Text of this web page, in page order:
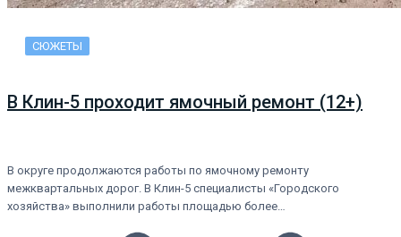
СЮЖЕТЫ
В Клин-5 проходит ямочный ремонт (12+)
В округе продолжаются работы по ямочному ремонту
межквартальных дорог. В Клин-5 специалисты «Городского
хозяйства» выполнили работы площадью более…